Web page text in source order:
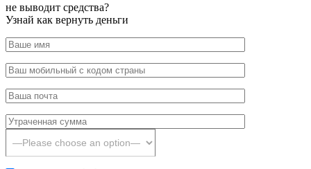
не выводит средства?
Узнай как вернуть деньги